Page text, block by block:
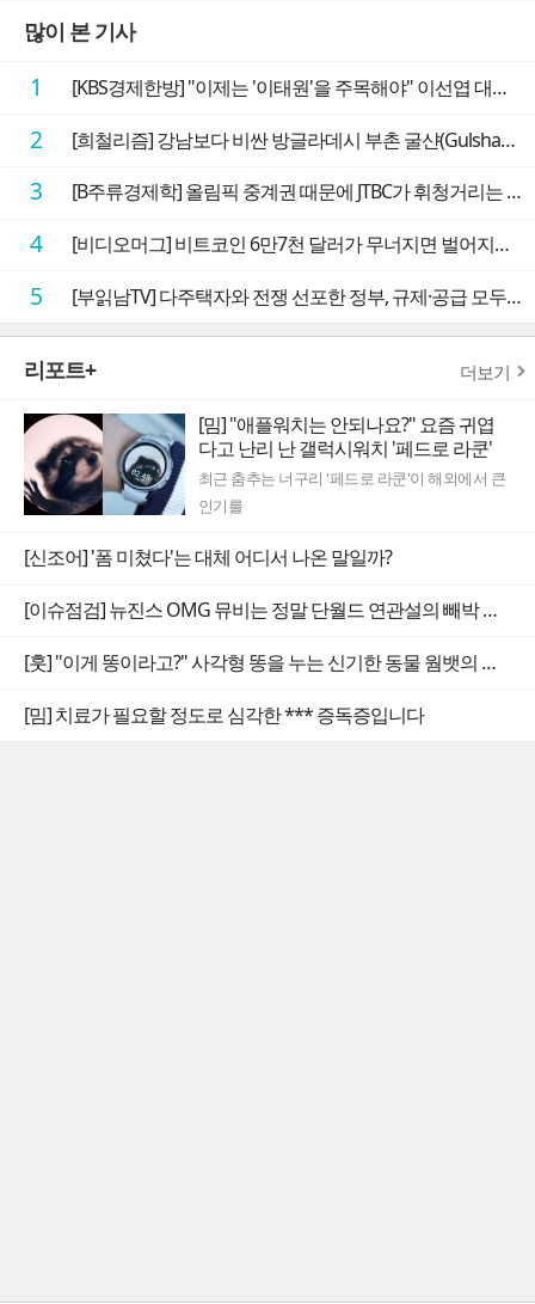
많이 본 기사
1 [KBS경제한방] "이제는 '이태원'을 주목해야" 이선엽 대표가 말하는 AI 시대 투자 성과를 가르는 지점들
2 [희철리즘] 강남보다 비싼 방글라데시 부촌 굴샨(Gulshan)의 극단적인 모습에 충격을 받다
3 [B주류경제학] 올림픽 중계권 때문에 JTBC가 휘청거리는 이유
4 [비디오머그] 비트코인 6만7천 달러가 무너지면 벌어지는 일
5 [부읽남TV] 다주택자와 전쟁 선포한 정부, 규제·공급 모두 실효성 의문
리포트+ 더보기
[밈] "애플워치는 안되나요?" 요즘 귀엽
다고 난리 난 갤럭시워치 '페드로 라쿤'
최근 춤추는 너구리 '페드로 라쿤'이 해외에서 큰
인기를
[신조어] '폼 미쳤다'는 대체 어디서 나온 말일까?
[이슈점검] 뉴진스 OMG 뮤비는 정말 단월드 연관설의 빼박 증거일까
[훗] "이게 똥이라고?" 사각형 똥을 누는 신기한 동물 웜뱃의 비밀
[밈] 치료가 필요할 정도로 심각한 *** 증독증입니다